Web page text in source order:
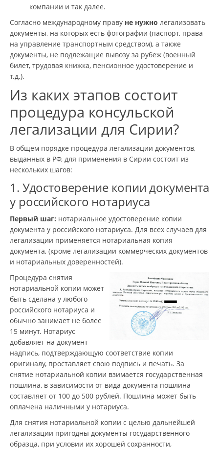
компании и так далее.
Согласно международному праву не нужно легализовать
документы, на которых есть фотографии (паспорт, права
на управление транспортным средством), а также
документы, не подлежащие вывозу за рубеж (военный
билет, трудовая книжка, пенсионное удостоверение и
т.д.).
Из каких этапов состоит
процедура консульской
легализации для Сирии?
В общем порядке процедура легализации документов,
выданных в РФ, для применения в Сирии состоит из
нескольких шагов:
1. Удостоверение копии документа
у российского нотариуса
Первый шаг: нотариальное удостоверение копии
документа у российского нотариуса. Для всех случаев для
легализации применяется нотариальная копия
документа, (кроме легализации коммерческих документов
и нотариальных доверенностей).
Процедура снятия
нотариальной копии может
быть сделана у любого
российского нотариуса и
обычно занимает не более
15 минут. Нотариус
добавляет на документ
надпись, подтверждающую соответствие копии
оригиналу, проставляет свою подпись и печать. За
снятие нотариальной копии взимается государственная
пошлина, в зависимости от вида документа пошлина
составляет от 100 до 500 рублей. Пошлина может быть
оплачена наличными у нотариуса.
Для снятия нотариальной копии с целью дальнейшей
легализации пригодны документы государственного
образца, при условии их хорошей сохранности,